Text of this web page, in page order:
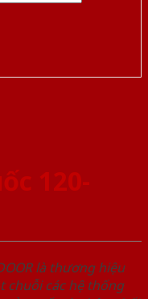
120-
là thương hiệu
chuỗi các hệ thống